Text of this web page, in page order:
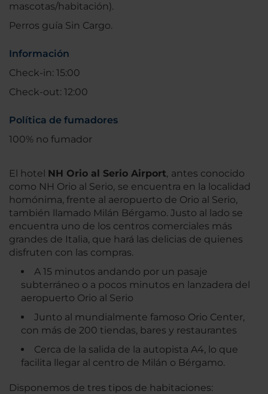
mascotas/habitación).
Perros guía Sin Cargo.
Información
Check-in: 15:00
Check-out: 12:00
Política de fumadores
100% no fumador
El hotel NH Orio al Serio Airport, antes conocido
como NH Orio al Serio, se encuentra en la localidad
homónima, frente al aeropuerto de Orio al Serio,
también llamado Milán Bérgamo. Justo al lado se
encuentra uno de los centros comerciales más
grandes de Italia, que hará las delicias de quienes
disfruten con las compras.
A 15 minutos andando por un pasaje
subterráneo o a pocos minutos en lanzadera del
aeropuerto Orio al Serio
Junto al mundialmente famoso Orio Center,
con más de 200 tiendas, bares y restaurantes
Cerca de la salida de la autopista A4, lo que
facilita llegar al centro de Milán o Bérgamo.
Disponemos de tres tipos de habitaciones: